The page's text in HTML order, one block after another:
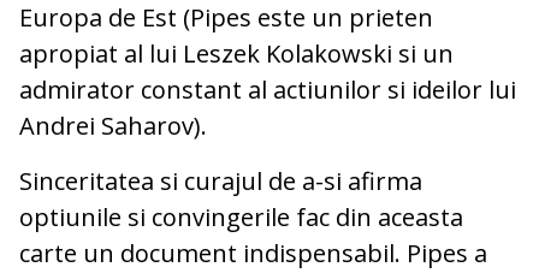
Europa de Est (Pipes este un prieten
apropiat al lui Leszek Kolakowski si un
admirator constant al actiunilor si ideilor lui
Andrei Saharov).
Sinceritatea si curajul de a-si afirma
optiunile si convingerile fac din aceasta
carte un document indispensabil. Pipes a